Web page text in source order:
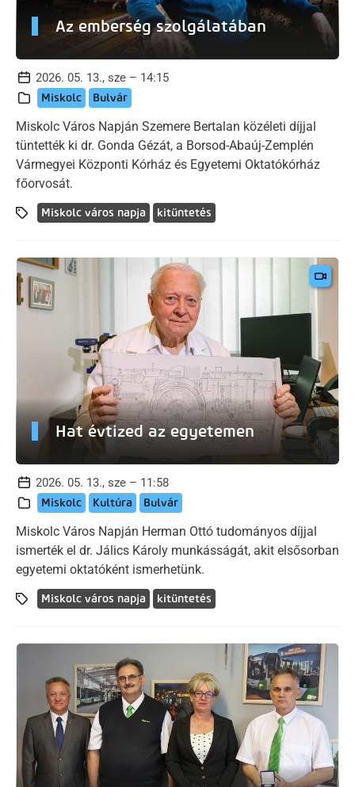
Az emberség szolgálatában
2026. 05. 13., sze – 14:15
Miskolc Bulvár
Miskolc Város Napján Szemere Bertalan közéleti díjjal
tüntették ki dr. Gonda Gézát, a Borsod-Abaúj-Zemplén
Vármegyei Központi Kórház és Egyetemi Oktatókórház
főorvosát.
Miskolc város napja kitüntetés
Hat évtized az egyetemen
2026. 05. 13., sze – 11:58
Miskolc Kultúra Bulvár
Miskolc Város Napján Herman Ottó tudományos díjjal
ismerték el dr. Jálics Károly munkásságát, akit elsősorban
egyetemi oktatóként ismerhetünk.
Miskolc város napja kitüntetés